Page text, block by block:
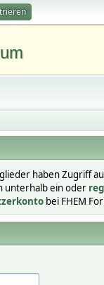
haben Zugriff
unterhalb ein oder
bei FHEM